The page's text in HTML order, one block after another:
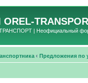
OREL-
| Неофициальный
‹ Предложения по